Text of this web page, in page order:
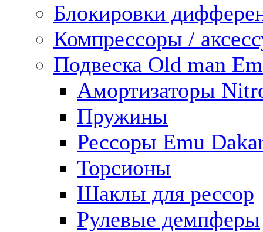
Блокировки
Компрессоры /
Подвеска Old man
Амортизаторы
Пружины
Рессоры Emu
Торсионы
Шаклы для рессор
Рулевые демпферы